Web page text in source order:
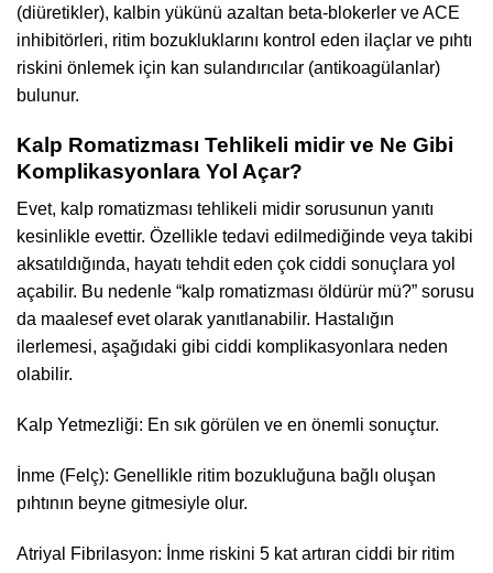
(diüretikler), kalbin yükünü azaltan beta-blokerler ve ACE
inhibitörleri, ritim bozukluklarını kontrol eden ilaçlar ve pıhtı
riskini önlemek için kan sulandırıcılar (antikoagülanlar)
bulunur.
Kalp Romatizması Tehlikeli midir ve Ne Gibi
Komplikasyonlara Yol Açar?
Evet, kalp romatizması tehlikeli midir sorusunun yanıtı
kesinlikle evettir. Özellikle tedavi edilmediğinde veya takibi
aksatıldığında, hayatı tehdit eden çok ciddi sonuçlara yol
açabilir. Bu nedenle “kalp romatizması öldürür mü?” sorusu
da maalesef evet olarak yanıtlanabilir. Hastalığın
ilerlemesi, aşağıdaki gibi ciddi komplikasyonlara neden
olabilir.
Kalp Yetmezliği: En sık görülen ve en önemli sonuçtur.
İnme (Felç): Genellikle ritim bozukluğuna bağlı oluşan
pıhtının beyne gitmesiyle olur.
Atriyal Fibrilasyon: İnme riskini 5 kat artıran ciddi bir ritim